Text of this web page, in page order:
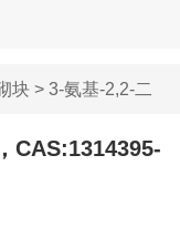
块> 3-氨基-2,2-二
CAS:1314395-